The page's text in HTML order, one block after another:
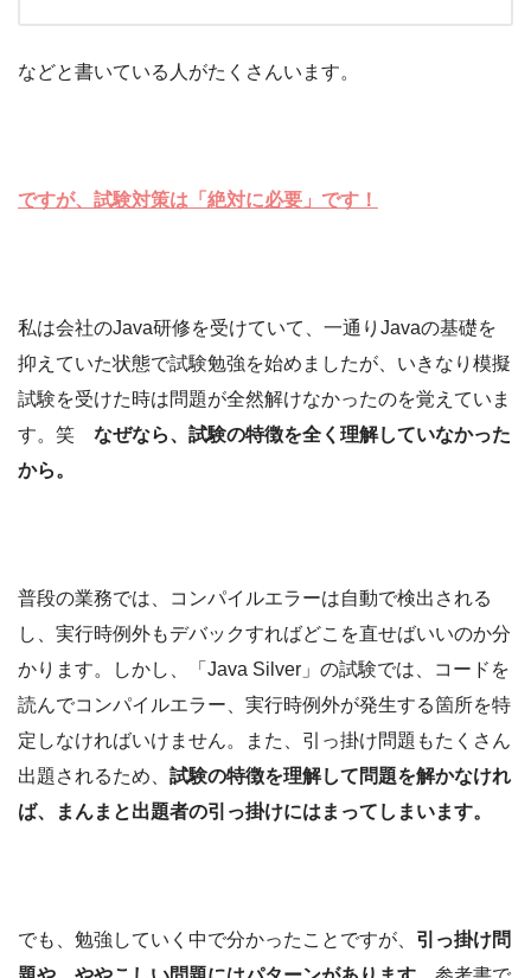
などと書いている人がたくさんいます。
ですが、試験対策は「絶対に必要」です！
私は会社のJava研修を受けていて、一通りJavaの基礎を
抑えていた状態で試験勉強を始めましたが、いきなり模擬
試験を受けた時は問題が全然解けなかったのを覚えていま
す。笑 なぜなら、試験の特徴を全く理解していなかった
から。
普段の業務では、コンパイルエラーは自動で検出される
し、実行時例外もデバックすればどこを直せばいいのか分
かります。しかし、「Java Silver」の試験では、コードを
読んでコンパイルエラー、実行時例外が発生する箇所を特
定しなければいけません。また、引っ掛け問題もたくさん
出題されるため、 試験の特徴を理解して問題を解かなけれ
ば、まんまと出題者の引っ掛けにはまってしまいます。
でも、勉強していく中で分かったことですが、 引っ掛け問